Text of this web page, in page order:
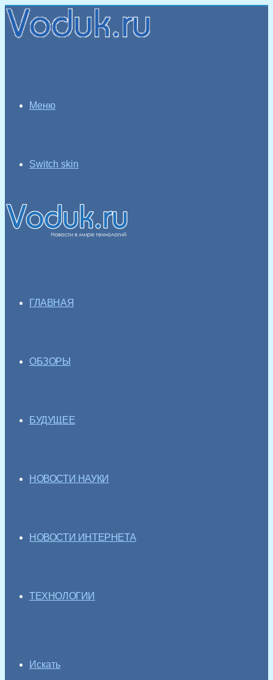
Меню
Switch skin
ГЛАВНАЯ
ОБЗОРЫ
БУДУЩЕЕ
НОВОСТИ НАУКИ
НОВОСТИ ИНТЕРНЕТА
ТЕХНОЛОГИИ
Искать